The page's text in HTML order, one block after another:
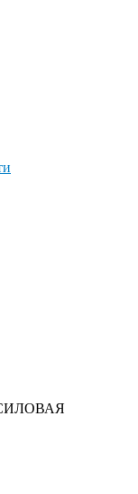
СИЛОВАЯ